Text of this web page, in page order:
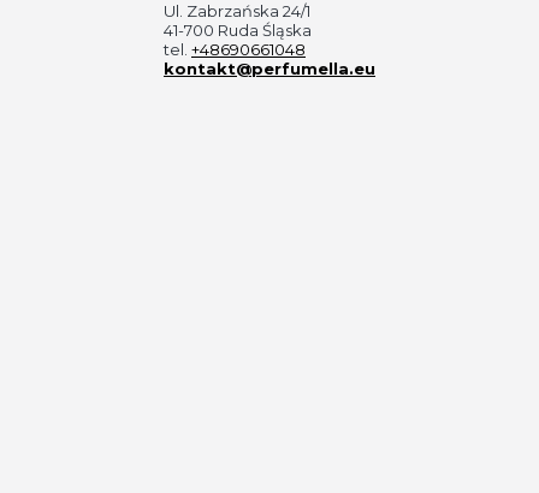
Ul. Zabrzańska 24/1
41-700 Ruda Śląska
tel. +48690661048
kontakt@perfumella.eu